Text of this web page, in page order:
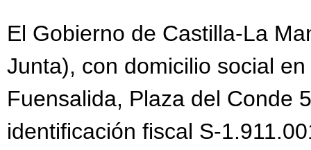
AYUDAS
CALENDARIO
CALENDARIO
El Gobierno de Castilla-La
Junta), con domicilio social
Fuensalida, Plaza del Conde
identificación fiscal S-